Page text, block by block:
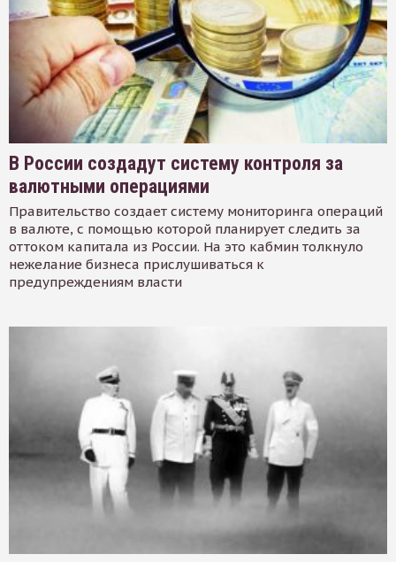
В России создадут систему контроля за
валютными операциями
Правительство создает систему мониторинга операций
в валюте, с помощью которой планирует следить за
оттоком капитала из России. На это кабмин толкнуло
нежелание бизнеса прислушиваться к
предупреждениям власти